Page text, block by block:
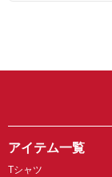
アイテム一覧
Tシャツ